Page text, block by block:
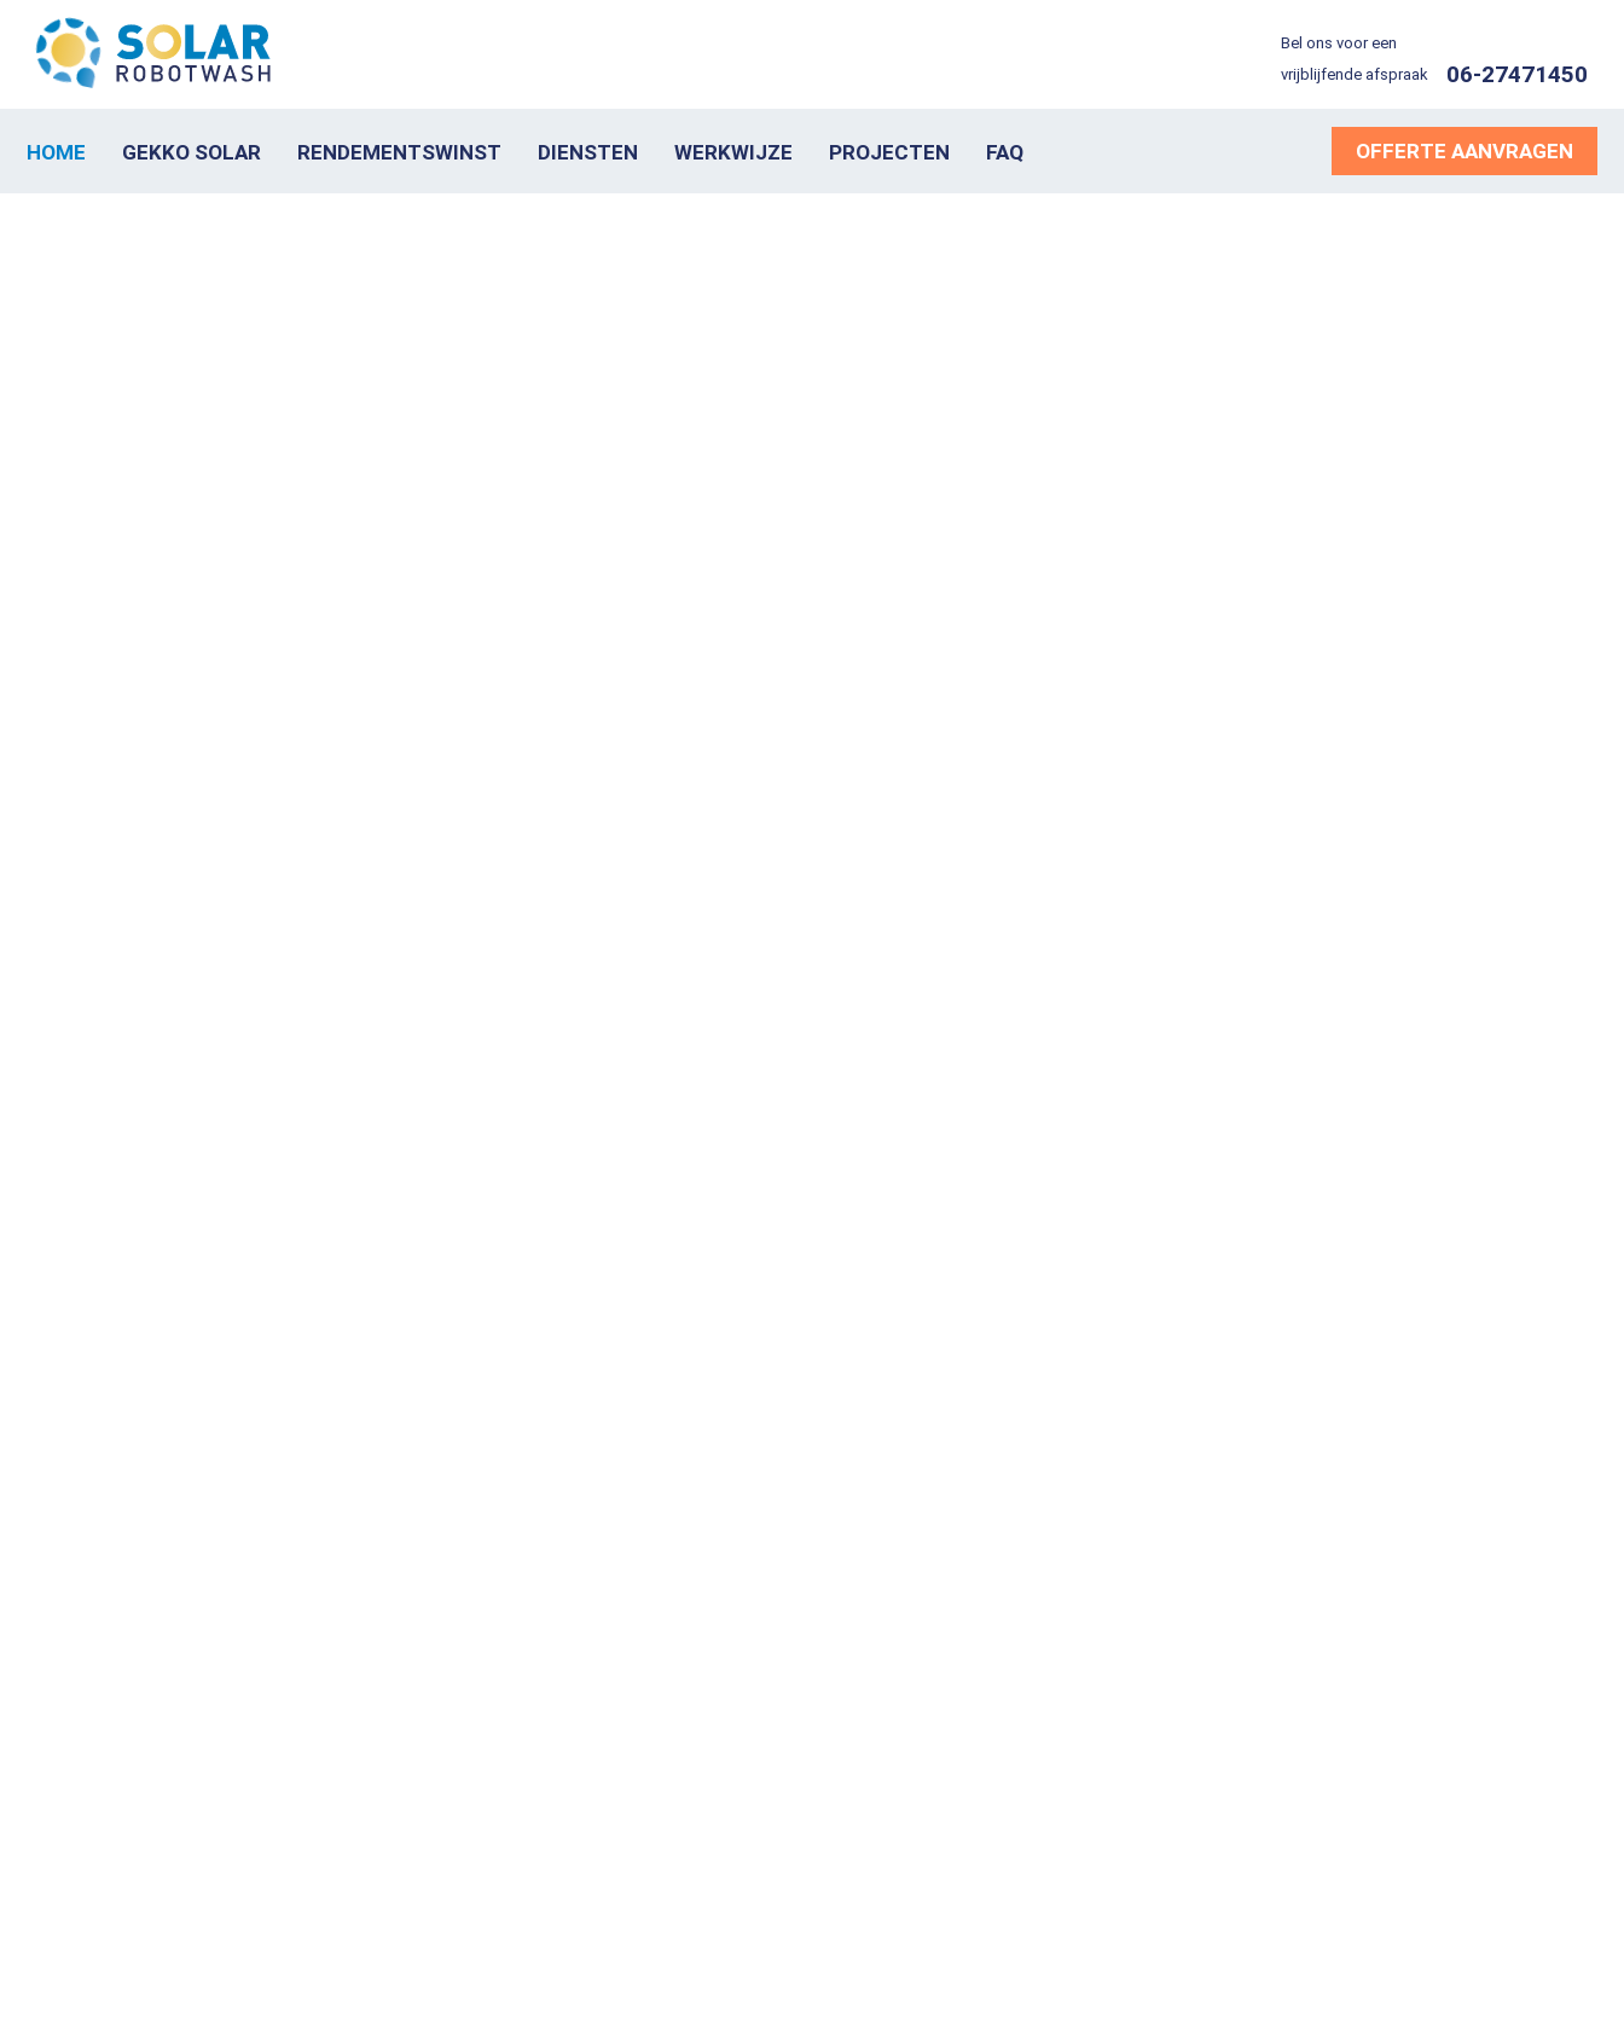
Bel ons voor een
vrijblijfende afspraak
06-27471450
HOME GEKKO SOLAR RENDEMENTSWINST DIENSTEN WERKWIJZE PROJECTEN FAQ OFFERTE AANVRAGEN